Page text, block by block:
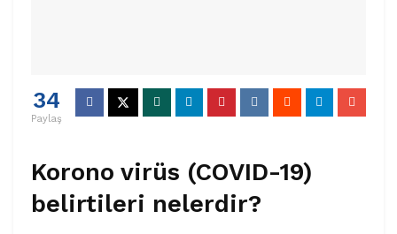
34
Paylaş
Korono virüs (COVID-19)
belirtileri nelerdir?